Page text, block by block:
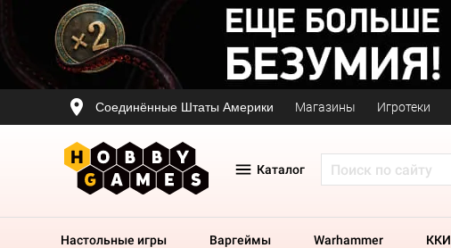
Соединённые Штаты Америки Магазины Игротеки
Каталог
Настольные игры Варгеймы Warhammer ККИ